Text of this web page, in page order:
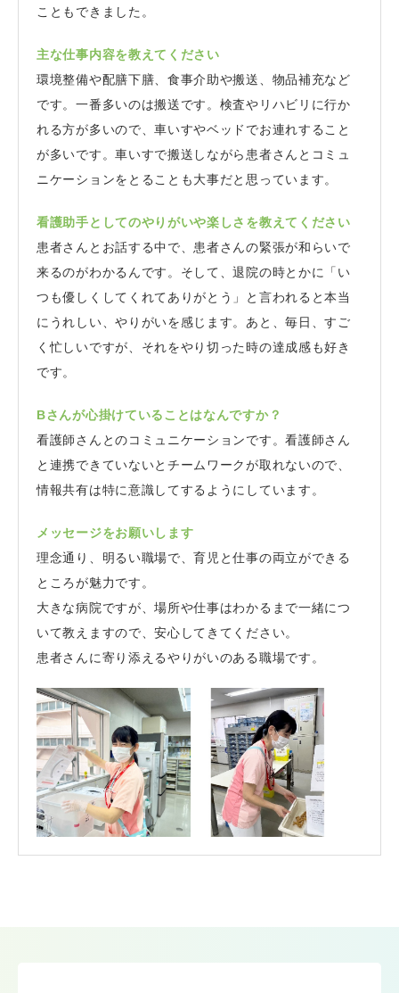
こともできました。
主な仕事内容を教えてください
環境整備や配膳下膳、食事介助や搬送、物品補充など
です。一番多いのは搬送です。検査やリハビリに行か
れる方が多いので、車いすやベッドでお連れすること
が多いです。車いすで搬送しながら患者さんとコミュ
ニケーションをとることも大事だと思っています。
看護助手としてのやりがいや楽しさを教えてください
患者さんとお話する中で、患者さんの緊張が和らいで
来るのがわかるんです。そして、退院の時とかに「い
つも優しくしてくれてありがとう」と言われると本当
にうれしい、やりがいを感じます。あと、毎日、すご
く忙しいですが、それをやり切った時の達成感も好き
です。
Bさんが心掛けていることはなんですか？
看護師さんとのコミュニケーションです。看護師さん
と連携できていないとチームワークが取れないので、
情報共有は特に意識してするようにしています。
メッセージをお願いします
理念通り、明るい職場で、育児と仕事の両立ができる
ところが魅力です。
大きな病院ですが、場所や仕事はわかるまで一緒につ
いて教えますので、安心してきてください。
患者さんに寄り添えるやりがいのある職場です。